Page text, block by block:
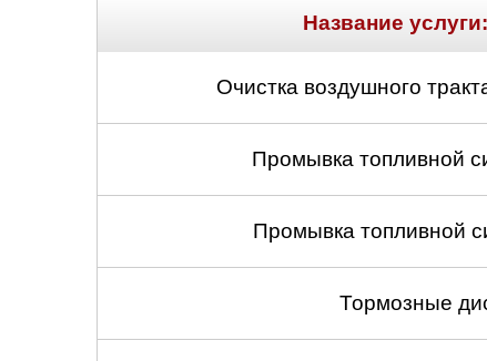
Название
Очистка воздушного
Промывка топливной
Промывка топливной
Тормозные